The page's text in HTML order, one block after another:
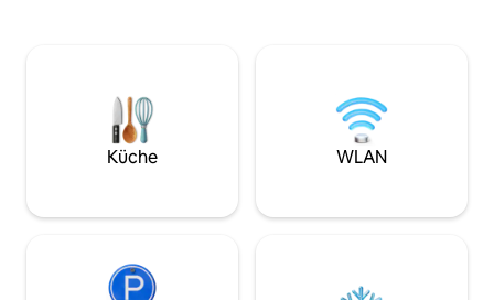
Schritte entfernt können Sie das
historische und religiöse Erbe genießen,
einkaufen gehen und in einem der vielen
Restaurants in der Umgebung typische
der
befinden uns im
ganz in der Nähe
und nur wenige
Küche WLAN